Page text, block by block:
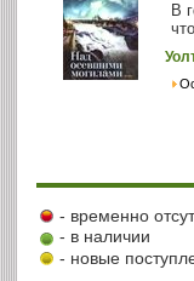
В
- временно
- в наличии
- новые